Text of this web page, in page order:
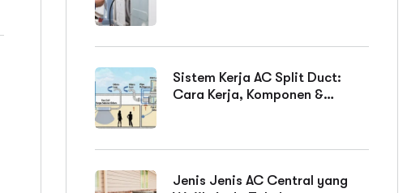
Sistem Kerja AC Split Duct:
Cara Kerja, Komponen &
Jenis Jenis AC Central yang